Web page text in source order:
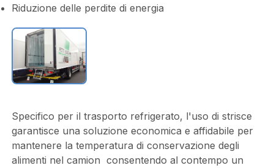
Riduzione delle perdite di energia
Specifico per il trasporto refrigerato, l'uso di strisce
garantisce una soluzione economica e affidabile per
mantenere la temperatura di conservazione degli
alimenti nel camion consentendo al contempo un